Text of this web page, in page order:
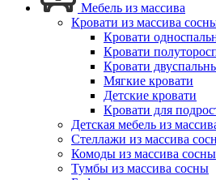
Мебель из массива
Кровати из массива
Кровати
Кровати
Кровати
Мягкие кровати
Детские кровати
Кровати для
Детская мебель из
Стеллажи из массива
Комоды из массива сосны
Тумбы из массива сосны